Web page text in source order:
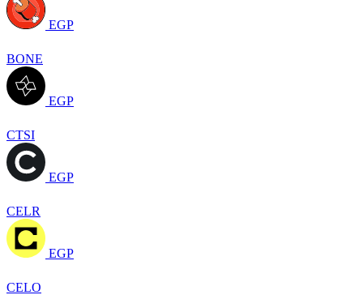
EGP
BONE
EGP
CTSI
EGP
CELR
EGP
CELO